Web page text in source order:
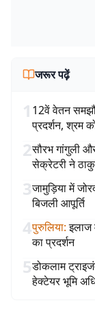
जरूर पढ़ें
1 12वें वेतन
प्रदर्शन, श्रम
2सौरभ गांगुली
सेक्रेटरी ने
3जामुड़िया में
बिजली आपूर्ति
4पुरुलिया: इलाज
का प्रदर्शन
5डोकलाम
हेक्टेयर भूमि